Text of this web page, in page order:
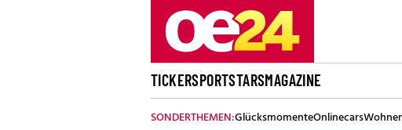
TICKERSPORTSTARSMAGAZINE
SONDERTHEMEN:GlücksmomenteOnlinecars